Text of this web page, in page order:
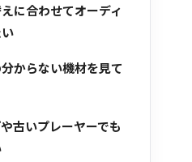
に合わせてオーディ
からない機材を見て
古いプレーヤーでも